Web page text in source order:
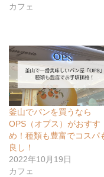
カフェ
釜山でパンを買うなら
OPS（オプス）がおすす
め！種類も豊富でコスパ
良し！
2022年10月19日
カフェ